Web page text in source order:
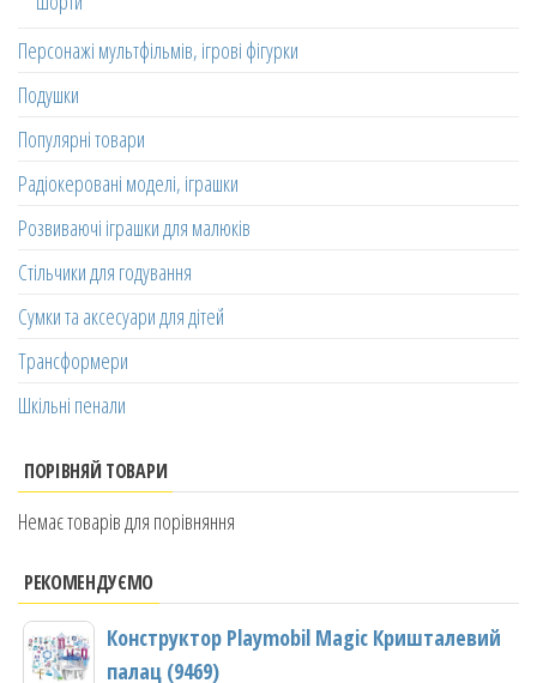
Персонажі мультфільмів, ігрові фігурки
Подушки
Популярні товари
Радіокеровані моделі, іграшки
Розвиваючі іграшки для малюків
Стільчики для годування
Сумки та аксесуари для дітей
Трансформери
Шкільні пенали
ПОРІВНЯЙ ТОВАРИ
Немає товарів для порівняння
РЕКОМЕНДУЄМО
Конструктор Playmobil Magic Кришталевий
палац (9469)